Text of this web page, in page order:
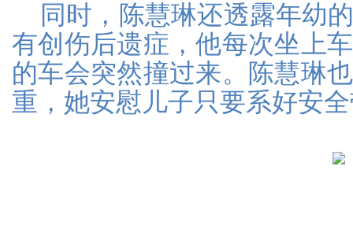
同时，陈慧琳还透露年幼
有创伤后遗症，他每次坐上
的车会突然撞过来。陈慧琳
重，她安慰儿子只要系好安